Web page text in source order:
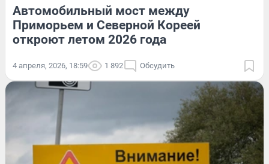
Автомобильный мост между
Приморьем и Северной Кореей
откроют летом 2026 года
4 апреля, 2026, 18:59 1 892 Обсудить